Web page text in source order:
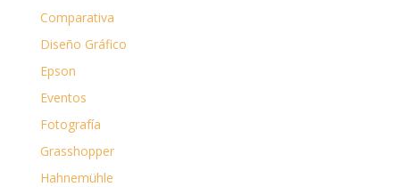
Comparativa
Diseño Gráfico
Epson
Eventos
Fotografía
Grasshopper
Hahnemühle